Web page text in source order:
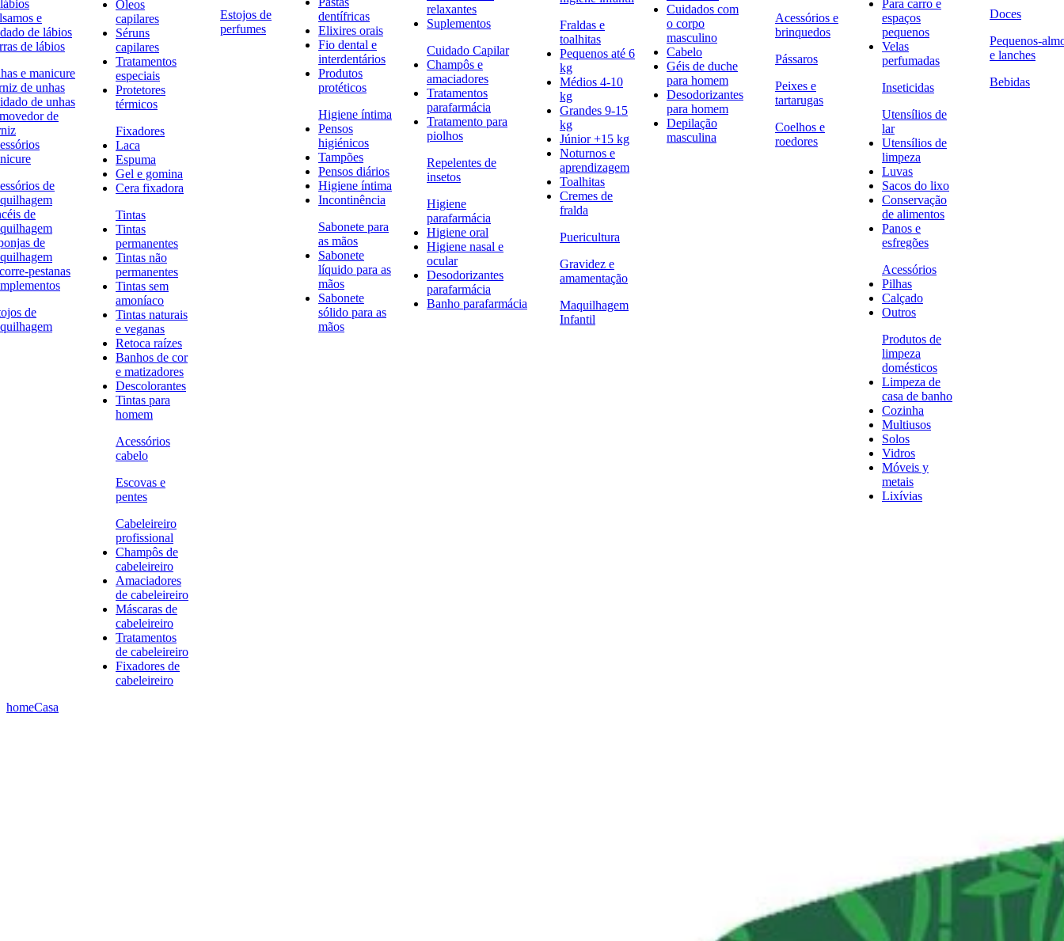
e
de lábios
de lábios
e manicure
de unhas
de unhas
de
de
de
de
pestanas
de
Óleos
capilares
Séruns
capilares
Tratamentos
especiais
Protetores
térmicos
Fixadores
Laca
Espuma
Gel e gomina
Cera fixadora
Tintas
Tintas
permanentes
Tintas não
permanentes
Tintas sem
amoníaco
Tintas naturais
e veganas
Retoca raízes
Banhos de cor
e matizadores
Descolorantes
Tintas para
homem
Acessórios
cabelo
Escovas e
pentes
Cabeleireiro
profissional
Champôs de
cabeleireiro
Amaciadores
de cabeleireiro
Máscaras de
cabeleireiro
Tratamentos
de cabeleireiro
Fixadores de
cabeleireiro
Estojos de
perfumes
dentífricas
Elixires orais
Fio dental e
interdentários
Produtos
protéticos
Higiene íntima
Pensos
higiénicos
Tampões
Pensos diários
Higiene íntima
Incontinência
Sabonete para
as mãos
Sabonete
líquido para as
mãos
Sabonete
sólido para as
mãos
relaxantes
Suplementos
Cuidado Capilar
Champôs e
amaciadores
Tratamentos
parafarmácia
Tratamento para
piolhos
Repelentes de
insetos
Higiene
parafarmácia
Higiene oral
Higiene nasal e
ocular
Desodorizantes
parafarmácia
Banho parafarmácia
Fraldas e
toalhitas
Pequenos até 6
kg
Médios 4-10
kg
Grandes 9-15
kg
Júnior +15 kg
Noturnos e
aprendizagem
Toalhitas
Cremes de
fralda
Puericultura
Gravidez e
amamentação
Maquilhagem
Infantil
Cuidados com
o corpo
masculino
Cabelo
Géis de duche
para homem
Desodorizantes
para homem
Depilação
masculina
Acessórios e
brinquedos
Pássaros
Peixes e
tartarugas
Coelhos e
roedores
Para carro e
espaços
pequenos
Velas
perfumadas
Inseticidas
Utensílios de
lar
Utensílios de
limpeza
Luvas
Sacos do lixo
Conservação
de alimentos
Panos e
esfregões
Acessórios
Pilhas
Calçado
Outros
Produtos de
limpeza
domésticos
Limpeza de
casa de banho
Cozinha
Multiusos
Solos
Vidros
Móveis y
metais
Lixívias
Doces
Pequenos-
e lanches
Bebidas
homeCasa